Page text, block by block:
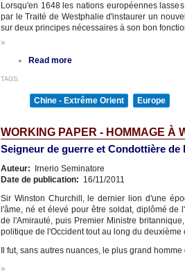
Lorsqu'en 1648 les nations européennes
par le Traité de Westphalie d'instaurer un
sur deux principes nécessaires à son bon
»
Read more
TAGS:
Chine - Extrême Orient Europe
WORKING PAPER - HOMMAGE À
Seigneur de guerre et Condottière
Auteur:
Irnerio Seminatore
Date de publication: 16/11/2011
Sir Winston Churchill, le dernier lion d'une
l'âme, né et élevé pour être soldat, diplômé de
de l'Amirauté, puis Premier Ministre
politique de l'Occident tout au long du deuxième
Il fut, sans autres nuances, le plus grand
»